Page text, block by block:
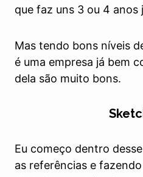
que faz uns 3 ou 4 anos
Mas tendo bons níveis
é uma empresa já bem
dela são muito bons.
Eu começo dentro
as referências e